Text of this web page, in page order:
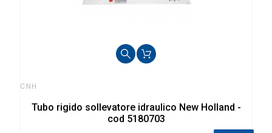
CNH
Tubo rigido sollevatore idraulico New Holland -
cod 5180703